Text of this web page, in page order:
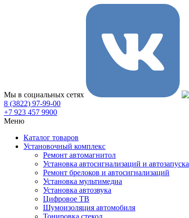
Мы в социальных сетях
8 (3822) 97-99-00
+7 923 457 9900
Меню
Каталог товаров
Установочный комплекс
Ремонт автомагнитол
Установка автосигнализаций и автозапуска
Ремонт брелоков и автосигнализаций
Установка мультимедиа
Установка автозвука
Цифровое ТВ
Шумоизоляция автомобиля
Тонировка стекол